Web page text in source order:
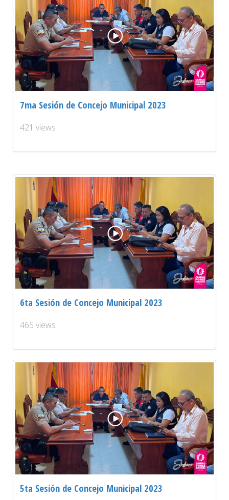
7ma Sesión de Concejo Municipal 2023
421 views
6ta Sesión de Concejo Municipal 2023
465 views
5ta Sesión de Concejo Municipal 2023